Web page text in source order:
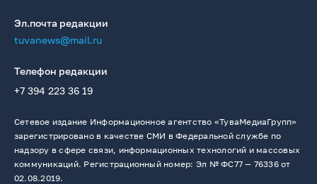
Эл.почта редакции
tuvanews@mail.ru
Телефон редакции
+7 394 223 36 19
Сетевое издание Информационное агентство «ТуваМедиаГрупп»
зарегистрировано в качестве СМИ в Федеральной службе по
надзору в сфере связи, информационных технологий и массовых
коммуникаций. Регистрационный номер: Эл № ФС77 — 76336 от
02.08.2019.